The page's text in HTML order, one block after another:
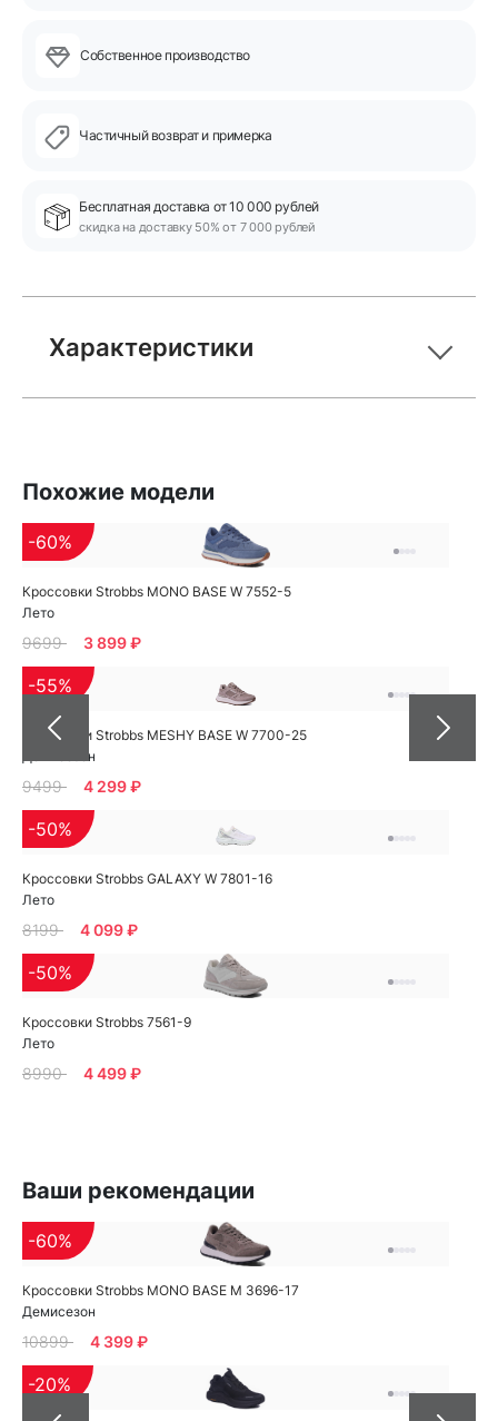
Собственное производство
Частичный возврат и примерка
Бесплатная доставка от 10 000 рублей
скидка на доставку 50% от 7 000 рублей
Характеристики
Похожие модели
Кроссовки Strobbs MONO BASE W 7552-5
Лето
-60%
9699 3 899 ₽
Кроссовки Strobbs MESHY BASE W 7700-25
Демисезон
-55%
9499 4 299 ₽
Кроссовки Strobbs GALAXY W 7801-16
Лето
-50%
8199 4 099 ₽
Кроссовки Strobbs 7561-9
Лето
-50%
8990 4 499 ₽
Ваши рекомендации
Кроссовки Strobbs MONO BASE M 3696-17
Демисезон
-60%
10899 4 399 ₽
-20%